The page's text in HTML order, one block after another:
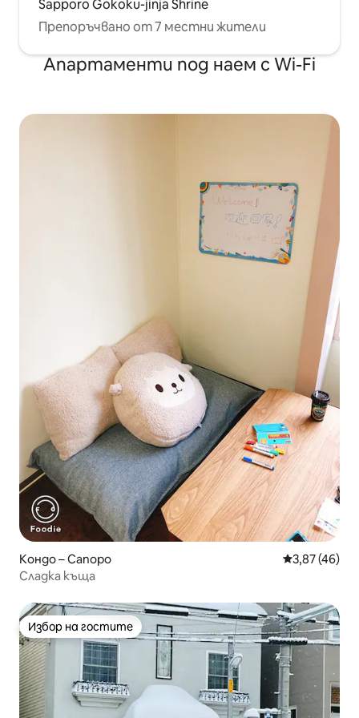
Sapporo Gokoku-jinja Shrine
Препоръчвано от 7 местни жители
Апартаменти под наем с Wi-Fi
Кондо – Сапоро Средна
3,87 (46)
Сладка къща
Избор на гостите
Избор на гостите